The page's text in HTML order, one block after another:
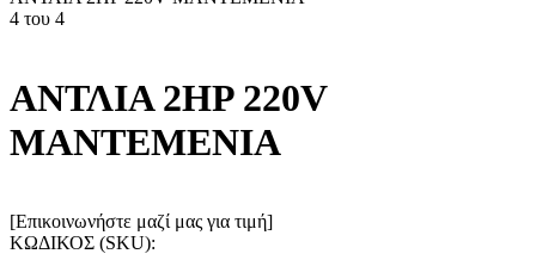
4 του 4
ΑΝΤΛΙΑ 2HP 220V
ΜΑΝΤΕΜΕΝΙΑ
[Επικοινωνήστε μαζί μας για τιμή]
ΚΩΔΙΚΟΣ (SKU):